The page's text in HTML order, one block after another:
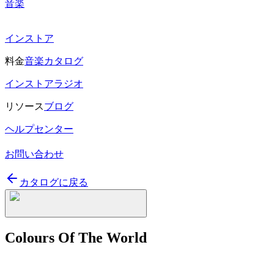
音楽
インストア
料金音楽カタログ
インストアラジオ
リソースブログ
ヘルプセンター
お問い合わせ
カタログに戻る
Colours Of The World